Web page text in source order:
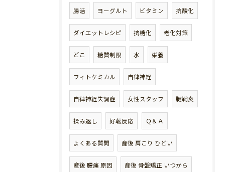
腸活 ヨーグルト ビタミン 抗酸化
ダイエットレシピ 抗糖化 老化対策
どこ 糖質制限 水 栄養
フィトケミカル 自律神経
自律神経失調症 女性スタッフ 腱鞘炎
揉み返し 好転反応 Ｑ＆Ａ
よくある質問 産後 肩こり ひどい
産後 腰痛 原因 産後 骨盤矯正 いつから